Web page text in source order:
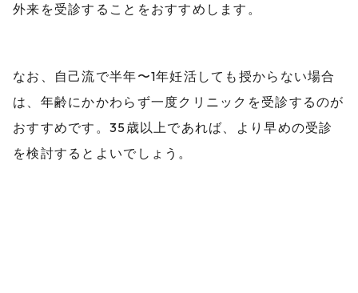
外来を受診することをおすすめします。
なお、自己流で半年〜1年妊活しても授からない場合
は、年齢にかかわらず一度クリニックを受診するのが
おすすめです。35歳以上であれば、より早めの受診
を検討するとよいでしょう。